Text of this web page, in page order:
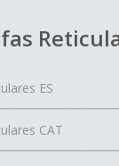
ES
CAT